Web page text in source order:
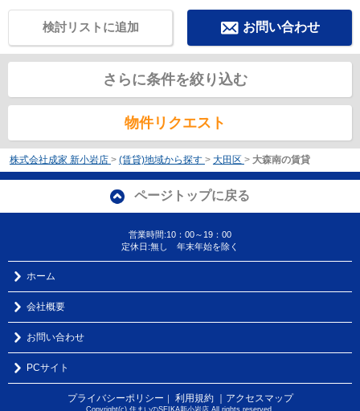
お問い合わせ
検討リストに追加
さらに条件を絞り込む
物件リクエスト
株式会社成家 新小岩店 > (賃貸)地域から探す > 大田区 > 大森南の賃貸
ページトップに戻る
営業時間:10：00～19：00
定休日:無し 年末年始を除く
ホーム
会社概要
お問い合わせ
PCサイト
プライバシーポリシー ｜ 利用規約 ｜アクセスマップ
Copyright(c) 住まいのSEIKA新小岩店 All rights reserved.